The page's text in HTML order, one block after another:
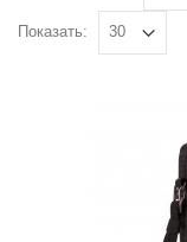
Показать: